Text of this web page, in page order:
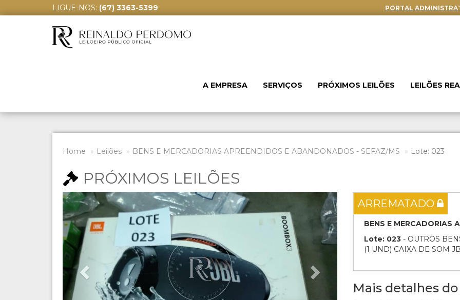
LIGUE-NOS: (67) 3363-5399 PORTAL
A EMPRESA SERVIÇOS PRÓXIMOS LEILÕES LEILÕES
Home Leilões BENS E MERCADORIAS APREENDIDOS E ABANDONADOS - SEFAZ/MS Lote: 023
PRÓXIMOS LEILÕES
Previous Next ARREMATADO
BENS E MERCADORIAS
Lote: 023 - OUTROS
(1 UND) CAIXA DE SOM
Mais detalhes